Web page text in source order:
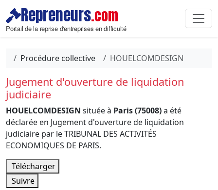
Repreneurs.com
Portail de la reprise d'entreprises en difficulté
Procédure collective HOUELCOMDESIGN
Jugement d'ouverture de liquidation
judiciaire
HOUELCOMDESIGN située à Paris (75008)a été
déclarée en Jugement d'ouverture de liquidation
judiciaire par le TRIBUNAL DES ACTIVITÉS
ECONOMIQUES DE PARIS.
Télécharger
Suivre